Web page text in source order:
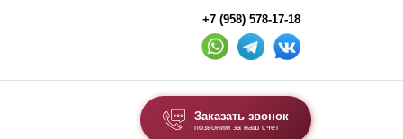
+7 (958) 578-17-18
Заказать звонок
позвоним за наш счет